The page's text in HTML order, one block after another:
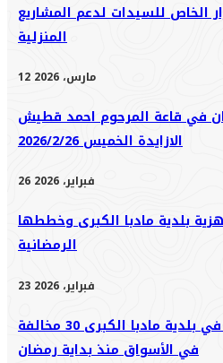
الخاص للسيدات لدعم المشاريع
المنزلية
12 مارس، 2026
في قاعة المرحوم احمد قطيش
الازايدة الخميس 2026/2/26
26 فبراير، 2026
بلدية مادبا الكبرى وخططها
الرمضانية
23 فبراير، 2026
ضبطت الدائرة الصحية في بلدية مادبا الكبرى 30 مخالفة
في الأسواق منذ بداية رمضان